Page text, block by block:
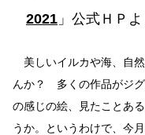
2021 」公式ＨＰ
美しいイルカや海、自
んか？ 多くの作品がジグ
の感じの絵、見たことあ
うか。というわけで、今